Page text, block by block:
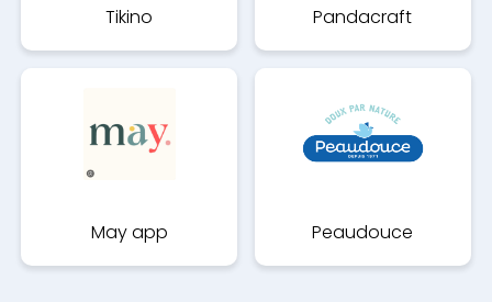
Tikino Pandacraft
May app Peaudouce